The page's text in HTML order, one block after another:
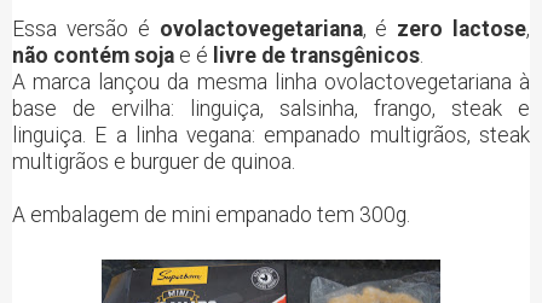
Essa versão é ovolactovegetariana, é zero lactose,
não contém soja e é livre de transgênicos
A marca lançou da mesma linha ovolactovegetariana à
base de ervilha: linguiça, salsinha, frango, steak e
linguiça. E a linha vegana: empanado multigrãos, steak
multigrãos e burguer de quinoa.
A embalagem de mini empanado tem 300g.